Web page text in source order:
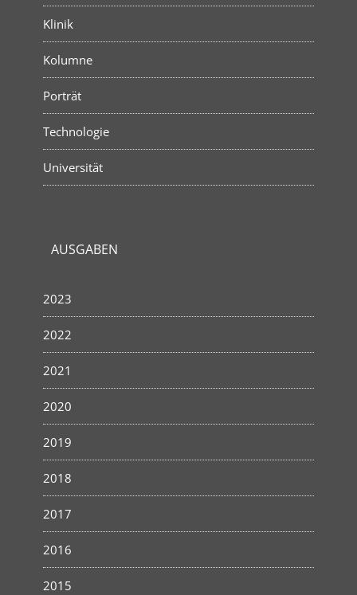
Klinik
Kolumne
Porträt
Technologie
Universität
AUSGABEN
2023
2022
2021
2020
2019
2018
2017
2016
2015